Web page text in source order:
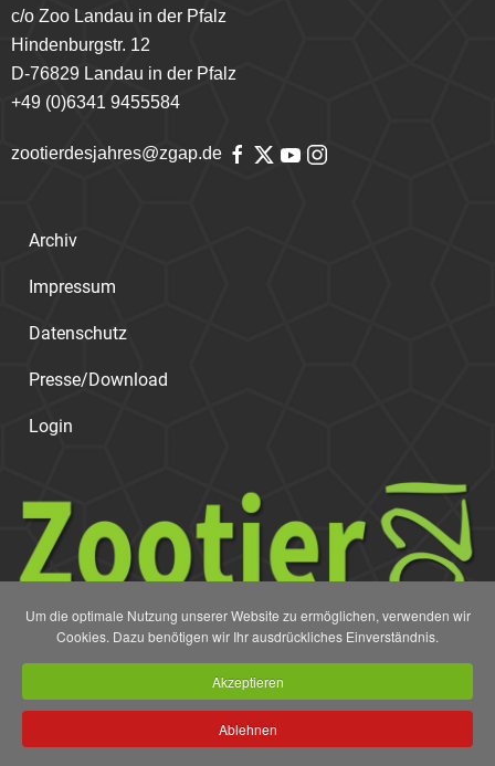
Um die optimale Nutzung unserer Website zu ermöglichen, verwenden wir
Cookies. Dazu benötigen wir Ihr ausdrückliches Einverständnis.
Akzeptieren
Ablehnen
c/o Zoo Landau in der Pfalz
Hindenburgstr. 12
D-76829 Landau in der Pfalz
+49 (0)6341 9455584
zootierdesjahres@zgap.de
Archiv
Impressum
Datenschutz
Presse/Download
Login